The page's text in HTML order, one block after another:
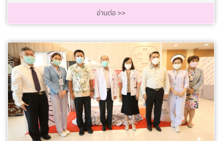
อ่านต่อ >>